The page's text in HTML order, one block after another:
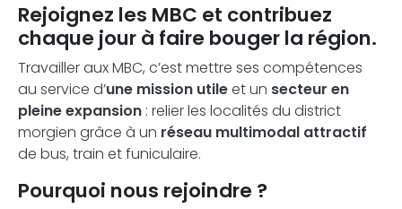
Rejoignez les MBC et contribuez
chaque jour à faire bouger la région.
Travailler aux MBC, c’est mettre ses compétences
au service d’une mission utileet un secteur en
pleine expansion : relier les localités du district
morgien grâce à un réseau multimodal attractif
de bus, train et funiculaire.
Pourquoi nous rejoindre ?